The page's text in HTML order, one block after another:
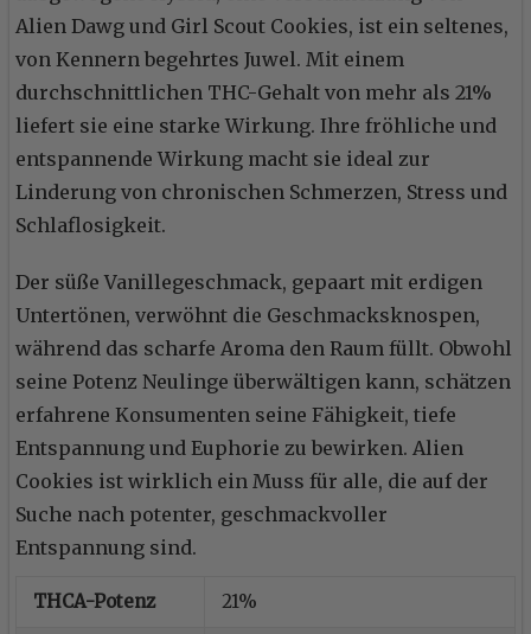
Alien Dawg und Girl Scout Cookies, ist ein seltenes,
von Kennern begehrtes Juwel. Mit einem
durchschnittlichen THC-Gehalt von mehr als 21%
liefert sie eine starke Wirkung. Ihre fröhliche und
entspannende Wirkung macht sie ideal zur
Linderung von chronischen Schmerzen, Stress und
Schlaflosigkeit.
Der süße Vanillegeschmack, gepaart mit erdigen
Untertönen, verwöhnt die Geschmacksknospen,
während das scharfe Aroma den Raum füllt. Obwohl
seine Potenz Neulinge überwältigen kann, schätzen
erfahrene Konsumenten seine Fähigkeit, tiefe
Entspannung und Euphorie zu bewirken. Alien
Cookies ist wirklich ein Muss für alle, die auf der
Suche nach potenter, geschmackvoller
Entspannung sind.
THCA-Potenz 21%